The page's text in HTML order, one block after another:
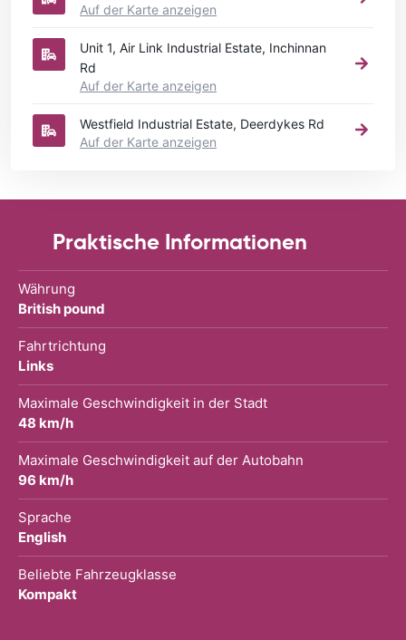
Auf der Karte anzeigen
Unit 1, Air Link Industrial Estate, Inchinnan
Rd
Auf der Karte anzeigen
Westfield Industrial Estate, Deerdykes Rd
Auf der Karte anzeigen
Praktische Informationen
Währung
British pound
Fahrtrichtung
Links
Maximale Geschwindigkeit in der Stadt
48 km/h
Maximale Geschwindigkeit auf der Autobahn
96 km/h
Sprache
English
Beliebte Fahrzeugklasse
Kompakt